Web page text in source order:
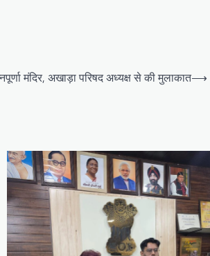
मंदिर, अखाड़ा परिषद अध्यक्ष से की मुलाकात⟶